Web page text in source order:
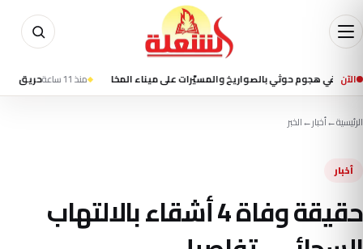
الآن منذ 11 ساعة حريق على متن
الرئيسية←أخبار←الخبر
أخبار
حقيقة وفاة 4 أشقاء بالالتهاب